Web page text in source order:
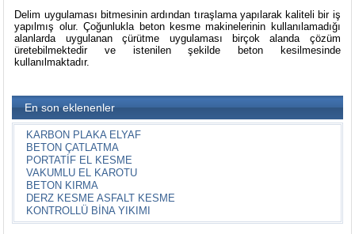
Delim uygulaması bitmesinin ardından tıraşlama yapılarak kaliteli bir iş
yapılmış olur. Çoğunlukla beton kesme makinelerinin kullanılamadığı
alanlarda uygulanan çürütme uygulaması birçok alanda çözüm
üretebilmektedir ve istenilen şekilde beton kesilmesinde
kullanılmaktadır.
En son eklenenler
KARBON PLAKA ELYAF
BETON ÇATLATMA
PORTATİF EL KESME
VAKUMLU EL KAROTU
BETON KIRMA
DERZ KESME ASFALT KESME
KONTROLLÜ BİNA YIKIMI